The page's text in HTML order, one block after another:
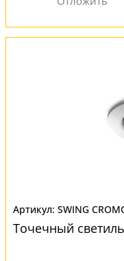
SWING
Точечный